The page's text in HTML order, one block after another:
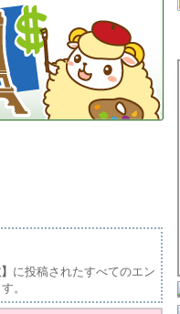
に投稿されたすべてのエン
。